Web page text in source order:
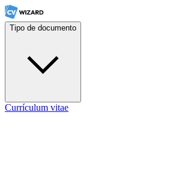
Tipo de documento
Currículum vitae